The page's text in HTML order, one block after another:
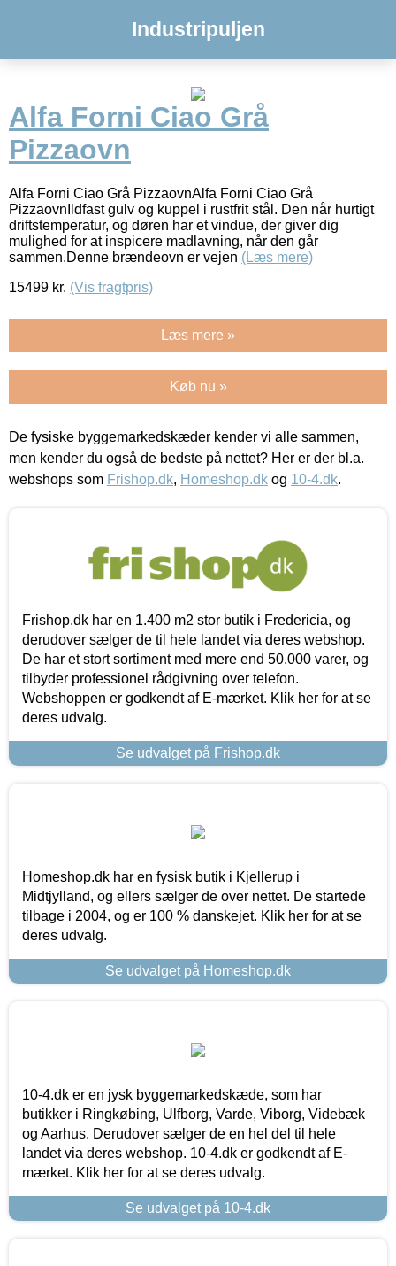
Industripuljen
Alfa Forni Ciao Grå
Pizzaovn
Alfa Forni Ciao Grå PizzaovnAlfa Forni Ciao Grå
PizzaovnIldfast gulv og kuppel i rustfrit stål. Den når hurtigt
driftstemperatur, og døren har et vindue, der giver dig
mulighed for at inspicere madlavning, når den går
sammen.Denne brændeovn er vejen (Læs mere)
15499 kr. (Vis fragtpris)
Læs mere »
Køb nu »
De fysiske byggemarkedskæder kender vi alle sammen,
men kender du også de bedste på nettet? Her er der bl.a.
webshops som Frishop.dk, Homeshop.dk og 10-4.dk.
Frishop.dk har en 1.400 m2 stor butik i Fredericia, og
derudover sælger de til hele landet via deres webshop.
De har et stort sortiment med mere end 50.000 varer, og
tilbyder professionel rådgivning over telefon.
Webshoppen er godkendt af E-mærket. Klik her for at se
deres udvalg.
Se udvalget på Frishop.dk
Homeshop.dk har en fysisk butik i Kjellerup i
Midtjylland, og ellers sælger de over nettet. De startede
tilbage i 2004, og er 100 % danskejet. Klik her for at se
deres udvalg.
Se udvalget på Homeshop.dk
10-4.dk er en jysk byggemarkedskæde, som har
butikker i Ringkøbing, Ulfborg, Varde, Viborg, Videbæk
og Aarhus. Derudover sælger de en hel del til hele
landet via deres webshop. 10-4.dk er godkendt af E-
mærket. Klik her for at se deres udvalg.
Se udvalget på 10-4.dk